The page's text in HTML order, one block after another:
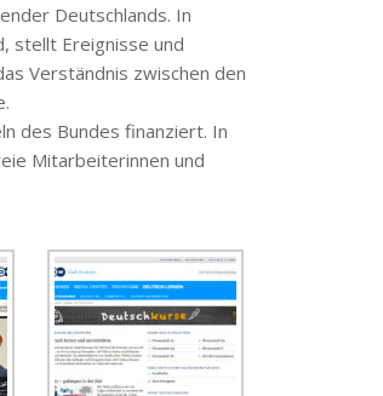
Deutschlands. In
stellt Ereignisse und
Verständnis zwischen den
des Bundes finanziert. In
Mitarbeiterinnen und